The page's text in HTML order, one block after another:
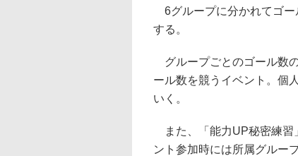
6グループに分かれてゴー
する。
グループごとのゴール数
ール数を競うイベント。個
いく。
また、「能力UP秘密練習
ント参加時には所属グルー